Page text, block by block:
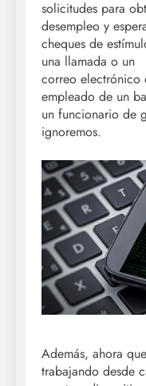
solicitudes para
desempleo y
cheques de
una llamada o un
correo electrónico
empleado de un
un funcionario de
ignoremos.
Además, ahora
trabajando desde